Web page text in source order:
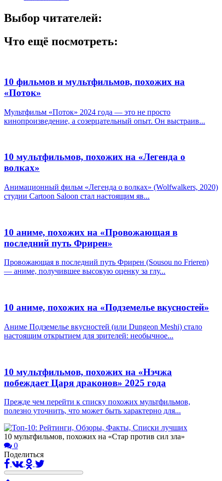
Выбор читателей:
Что ещё посмотреть:
10 фильмов и мультфильмов, похожих на
«Поток»
Мультфильм «Поток» 2024 года — это не просто
кинопроизведение, а созерцательный опыт. Он выстраив...
10 мультфильмов, похожих на «Легенда о
волках»
Анимационный фильм «Легенда о волках» (Wolfwalkers, 2020)
студии Cartoon Saloon стал настоящим яв...
10 аниме, похожих на «Провожающая в
последний путь Фрирен»
Провожающая в последний путь Фрирен (Sousou no Frieren)
— аниме, получившее высокую оценку за глу...
10 аниме, похожих на «Подземелье вкусностей»
Аниме Подземелье вкусностей (или Dungeon Meshi) стало
настоящим открытием для зрителей: необычное...
10 мультфильмов, похожих на «Нэчжа
побеждает Царя драконов» 2025 года
Прежде чем перейти к списку похожих мультфильмов,
полезно уточнить, что может быть характерно для...
10 мультфильмов, похожих на «Стар против сил зла»
0
Поделиться